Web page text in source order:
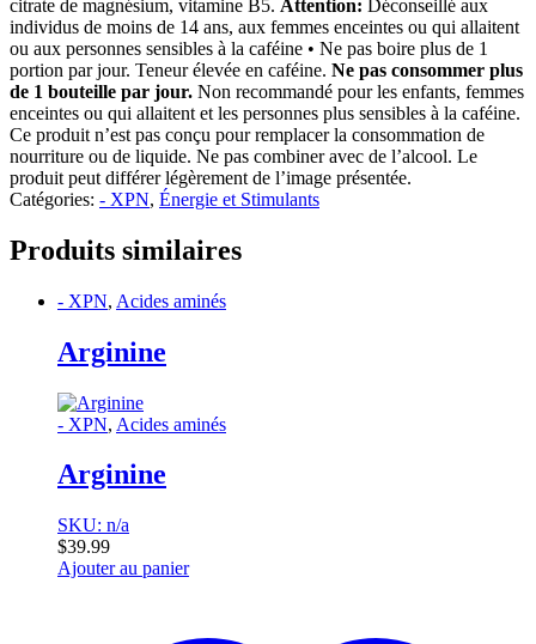
citrate de magnésium, vitamine B5. Attention: Déconseillé aux
individus de moins de 14 ans, aux femmes enceintes ou qui allaitent
ou aux personnes sensibles à la caféine • Ne pas boire plus de 1
portion par jour. Teneur élevée en caféine. Ne pas consommer plus
de 1 bouteille par jour. Non recommandé pour les enfants, femmes
enceintes ou qui allaitent et les personnes plus sensibles à la caféine.
Ce produit n’est pas conçu pour remplacer la consommation de
nourriture ou de liquide. Ne pas combiner avec de l’alcool. Le
produit peut différer légèrement de l’image présentée.
Catégories: - XPN, Énergie et Stimulants
Produits similaires
- XPN, Acides aminés
Arginine
- XPN, Acides aminés
Arginine
SKU: n/a
$39.99
Ajouter au panier